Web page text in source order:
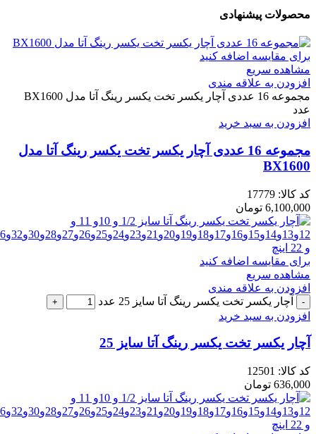
محصولات پیشنهادی
برای مقایسه اضافه کنید
مشاهده سریع
افزودن به علاقه مندی
مجموعه 16 عددی آچار یکسر تخت یکسر رینگ آتا مدل BX1600
عدد
افزودن به سبد خرید
مجموعه 16 عددی آچار یکسر تخت یکسر رینگ آتا مدل
BX1600
کد کالا: 17779
6,100,000 تومان
برای مقایسه اضافه کنید
مشاهده سریع
افزودن به علاقه مندی
آچار یکسر تخت یکسر رینگ آتا سایز 25 عدد
افزودن به سبد خرید
آچار یکسر تخت یکسر رینگ آتا سایز 25
کد کالا: 12501
636,000 تومان